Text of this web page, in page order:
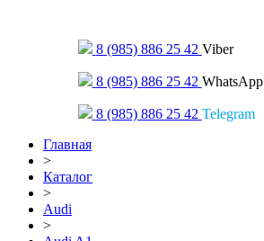
8 (985) 886 25 42 Viber
8 (985) 886 25 42 WhatsApp
8 (985) 886 25 42 Telegram
Главная
>
Каталог
>
Audi
>